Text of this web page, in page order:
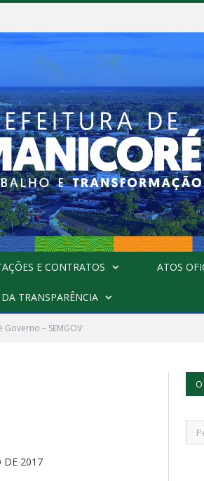
E CONTRATOS ATOS
TRANSPARÊNCIA
– SEMGOV
DE 2017
O